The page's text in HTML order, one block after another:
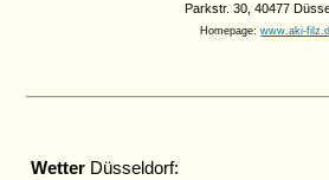
Parkstr. 30, 40477
Homepage:www.aki-
Wetter Düsseldorf: